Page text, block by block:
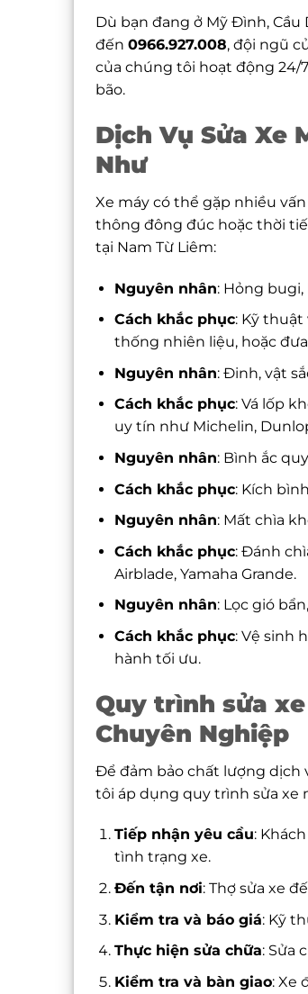
Dù bạn đang ở Mỹ Đình,
đến 0966.927.008, đội ngũ
của chúng tôi hoạt động 24/
bão.
Dịch Vụ Sửa Xe
Như
Xe máy có thể gặp nhiều
thông đông đúc hoặc thời
tại Nam Từ Liêm:
Nguyên nhân: Hỏng
Cách khắc phục: Kỹ
thống nhiên liệu, hoặc
Nguyên nhân: Đinh, vật
Cách khắc phục: Vá lốp
uy tín như Michelin,
Nguyên nhân: Bình ắc
Cách khắc phục: Kích
Nguyên nhân: Mất chìa
Cách khắc phục: Đánh
Airblade, Yamaha Grande.
Nguyên nhân: Lọc gió
Cách khắc phục: Vệ sinh
hành tối ưu.
Quy trình sửa
Chuyên Nghiệp
Để đảm bảo chất lượng dịch
tôi áp dụng quy trình sửa xe
Tiếp nhận yêu cầu:
tình trạng xe.
Đến tận nơi: Thợ sửa xe
Kiểm tra và báo giá: Kỹ
Thực hiện sửa chữa: Sửa
Kiểm tra và bàn giao: Xe